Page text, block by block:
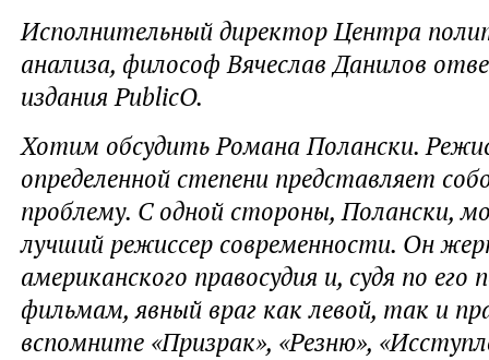
Исполнительный директор Центра
анализа, философ Вячеслав Данилов
издания PublicO.
Хотим обсудить Романа Полански.
определенной степени представляет
проблему. С одной стороны, Полански,
лучший режиссер современности. Он
американского правосудия и, судя по его
фильмам, явный враг как левой, так и
вспомните «Призрак», «Резню»,